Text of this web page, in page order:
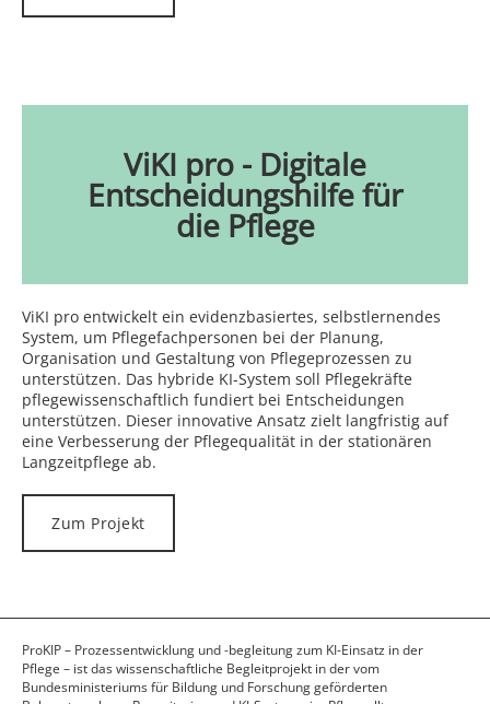
ViKI pro - Digitale
Entscheidungshilfe für
die Pflege
ViKI pro entwickelt ein evidenzbasiertes, selbstlernendes
System, um Pflegefachpersonen bei der Planung,
Organisation und Gestaltung von Pflegeprozessen zu
unterstützen. Das hybride KI-System soll Pflegekräfte
pflegewissenschaftlich fundiert bei Entscheidungen
unterstützen. Dieser innovative Ansatz zielt langfristig auf
eine Verbesserung der Pflegequalität in der stationären
Langzeitpflege ab.
Zum Projekt
ProKIP – Prozessentwicklung und -begleitung zum KI-Einsatz in der
Pflege – ist das wissenschaftliche Begleitprojekt in der vom
Bundesministeriums für Bildung und Forschung geförderten